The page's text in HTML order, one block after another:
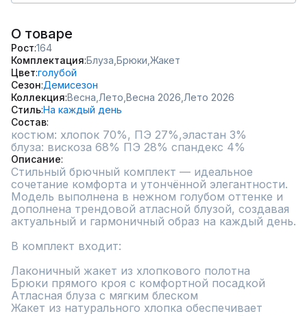
О товаре
Рост 164
Комплектация Блуза, Брюки, Жакет
Цвет голубой
Сезон Демисезон
Коллекция Весна, Лето, Весна 2026, Лето 2026
СтильНа каждый день
Состав
костюм: хлопок 70%, ПЭ 27%,эластан 3%
Описание
Стильный брючный комплект — идеальное
сочетание комфорта и утончённой элегантности.
Модель выполнена в нежном голубом оттенке и
дополнена трендовой атласной блузой, создавая
актуальный и гармоничный образ на каждый день.
В комплект входит:
Лаконичный жакет из хлопкового полотна
Брюки прямого кроя с комфортной посадкой
Атласная блуза с мягким блеском
Жакет из натурального хлопка обеспечивает